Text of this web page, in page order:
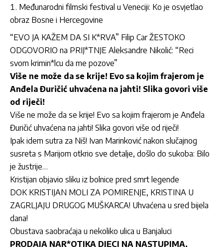
Međunarodni filmski festival u Veneciji: Ko je osvjetlao
obraz Bosne i Hercegovine
“EVO JA KAŽEM DA SI K*RVA” Filip Car ŽESTOKO
ODGOVORIO na PRIJ*TNJE Aleksandre Nikolić: “Reci
svom krimin*lcu da me pozove”
Više ne može da se krije! Evo sa kojim frajerom je
Anđela Đuričić uhvaćena na jahti! Slika govori više
od riječi!
Više ne može da se krije! Evo sa kojim frajerom je Anđela
Đuričić uhvaćena na jahti! Slika govori više od riječi!
Ipak idem sutra za Niš! Ivan Marinković nakon slučajnog
susreta s Marijom otkrio sve detalje, došlo do sukoba: Bilo
je žustrije…
Kristijan objavio sliku iz bolnice pred smrt legende
DOK KRISTIJAN MOLI ZA POMIRENJE, KRISTINA U
ZAGRLJAJU DRUGOG MUŠKARCA! Uhvaćena u sred bijela
dana!
Obustava saobraćaja u nekoliko ulica u Banjaluci
PRODAJA NAR*OTIKA DJECI NA NASTUPIMA,